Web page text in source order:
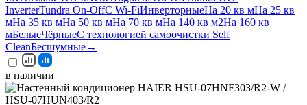
InverterTundra On-OffС Wi-FiИнверторныеНа 20 кв мНа 25 кв
мНа 35 кв мНа 50 кв мНа 70 кв мНа 140 кв м2На 160 кв
мБелыеЧёрныеС технологией самоочистки Self
CleanБесшумные→
в наличии